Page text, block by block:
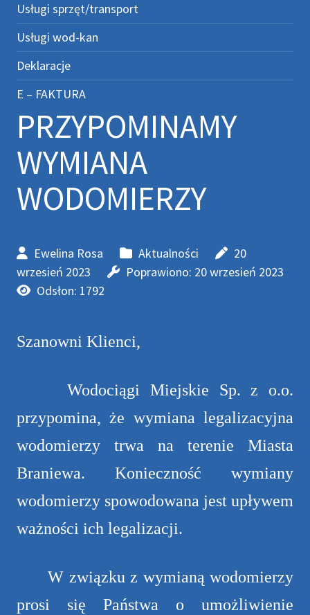
Usługi sprzęt/transport
Usługi wod-kan
Deklaracje
E – FAKTURA
PRZYPOMINAMY
WYMIANA
WODOMIERZY
Ewelina Rosa Aktualności
20
wrzesień 2023
Poprawiono: 20 wrzesień 2023
Odsłon: 1792
Szanowni Klienci,
Wodociągi Miejskie Sp. z o.o.
przypomina, że wymiana legalizacyjna
wodomierzy trwa na terenie Miasta
Braniewa. Konieczność wymiany
wodomierzy spowodowana jest upływem
ważności ich legalizacji.
W związku z wymianą wodomierzy
prosi się Państwa o umożliwienie